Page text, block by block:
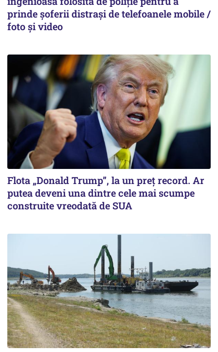
prinde șoferii distrași de telefoanele mobile /
foto și video
Flota „Donald Trump”, la un preț record. Ar
putea deveni una dintre cele mai scumpe
construite vreodată de SUA